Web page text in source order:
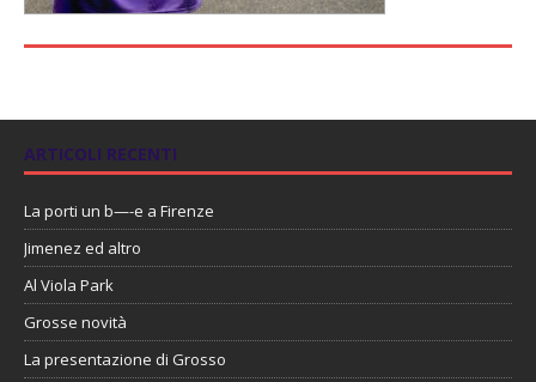
ARTICOLI RECENTI
La porti un b—-e a Firenze
Jimenez ed altro
Al Viola Park
Grosse novità
La presentazione di Grosso